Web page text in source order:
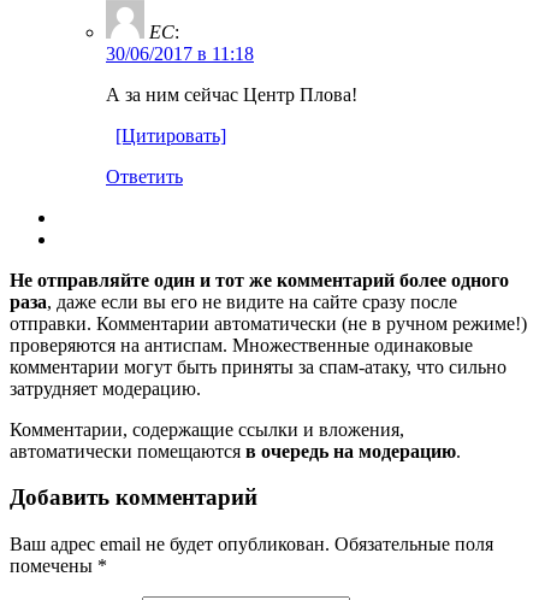
ЕС:
30/06/2017 в 11:18
А за ним сейчас Центр Плова!
[Цитировать]
Ответить
Не отправляйте один и тот же комментарий более одного
раза, даже если вы его не видите на сайте сразу после
отправки. Комментарии автоматически (не в ручном режиме!)
проверяются на антиспам. Множественные одинаковые
комментарии могут быть приняты за спам-атаку, что сильно
затрудняет модерацию.
Комментарии, содержащие ссылки и вложения,
автоматически помещаются в очередь на модерацию.
Добавить комментарий
Ваш адрес email не будет опубликован. Обязательные поля
помечены *